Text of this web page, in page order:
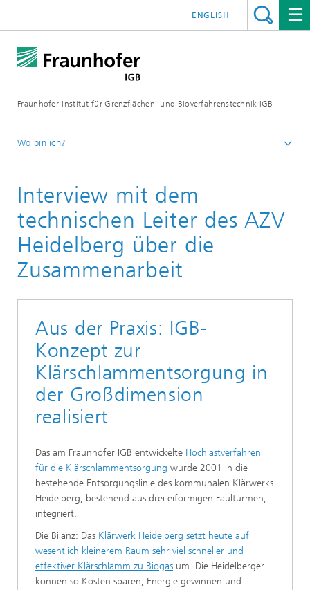
Fraunhofer-Institut für Grenzflächen- und Bioverfahrenstechnik IGB
ENGLISH
Wo bin ich?
Forschung
Greentech Solutions
Klärschlamm, Gülle und organischen Reststoffen
Schlamm-Management auf Kläranlagen
Interview mit dem
technischen Leiter des AZV
Heidelberg über die
Zusammenarbeit
Aus der Praxis: IGB-
Konzept zur
Klärschlammentsorgung in
der Großdimension
realisiert
Das am Fraunhofer IGB entwickelte Hochlastverfahren
für die Klärschlammentsorgung wurde 2001 in die
bestehende Entsorgungslinie des kommunalen Klärwerks
Heidelberg, bestehend aus drei eiförmigen Faultürmen,
integriert.
Die Bilanz: Das Klärwerk Heidelberg setzt heute auf
wesentlich kleinerem Raum sehr viel schneller und
effektiver Klärschlamm zu Biogas um. Die Heidelberger
können so Kosten sparen, Energie gewinnen und